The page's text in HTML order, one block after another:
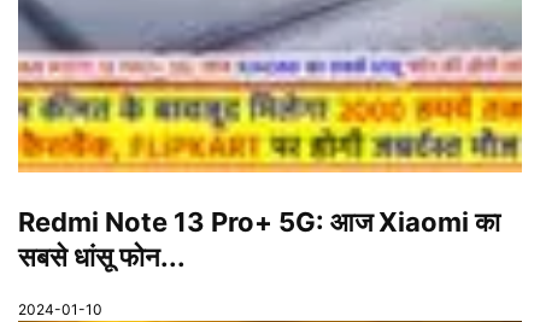
Redmi Note 13 Pro+ 5G: आज Xiaomi का
सबसे धांसू फोन...
2024-01-10